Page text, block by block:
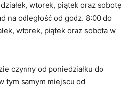
wtorek, piątek oraz sobotę
na odległość od godz. 8:00 do
wtorek, piątek oraz sobota w
czynny od poniedziałku do
tym samym miejscu od